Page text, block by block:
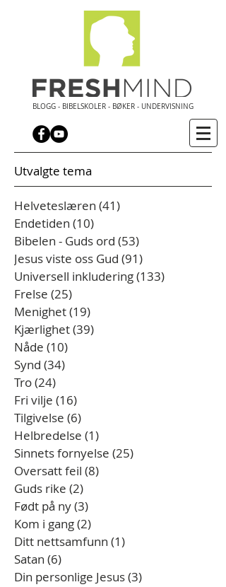
BLOGG - BIBELSKOLER - BØKER - UNDERVISNING
Utvalgte tema
Helveteslæren (41)
Endetiden (10)
Bibelen - Guds ord (53)
Jesus viste oss Gud (91)
Universell inkludering(133)
Frelse (25)
Menighet(19)
Kjærlighet(39)
Nåde (10)
Synd (34)
Tro(24)
Fri vilje (16)
Tilgivelse (6)
Helbredelse (1)
Sinnets fornyelse (25)
Oversatt feil (8)
Guds rike (2)
Født på ny(3)
Kom i gang(2)
Ditt nettsamfunn (1)
Satan (6)
Din personlige Jesus(3)